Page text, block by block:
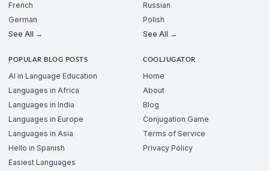
French
German
See All →
Russian
Polish
See All →
POPULAR BLOG POSTS
AI in Language Education
Languages in Africa
Languages in India
Languages in Europe
Languages in Asia
Hello in Spanish
Easiest Languages
COOLJUGATOR
Home
About
Blog
Conjugation Game
Terms of Service
Privacy Policy